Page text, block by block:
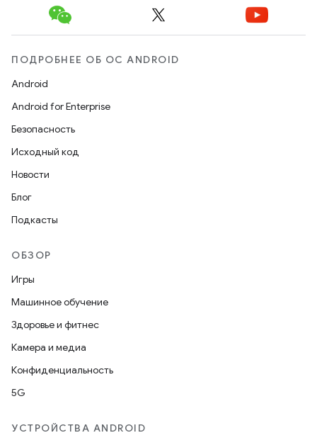
ПОДРОБНЕЕ ОБ ОС ANDROID
Android
Android for Enterprise
Безопасность
Исходный код
Новости
Блог
Подкасты
ОБЗОР
Игры
Машинное обучение
Здоровье и фитнес
Камера и медиа
Конфиденциальность
5G
УСТРОЙСТВА ANDROID